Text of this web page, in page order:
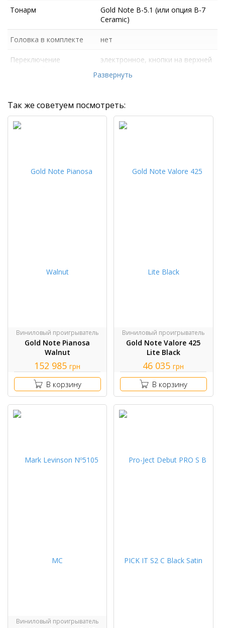
Тонарм
Gold Note B-5.1 (или опция B-7
Ceramic)
Головка в комплекте нет
Переключение
электронное, кнопки на верхней
Развернуть
Так же советуем посмотреть:
Виниловый проигрыватель
Gold Note Pianosa
Walnut
152 985 грн
В корзину
Виниловый проигрыватель
Gold Note Valore 425
Lite Black
46 035 грн
В корзину
Виниловый проигрыватель